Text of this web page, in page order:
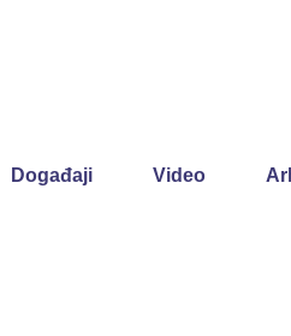
Događaji Video